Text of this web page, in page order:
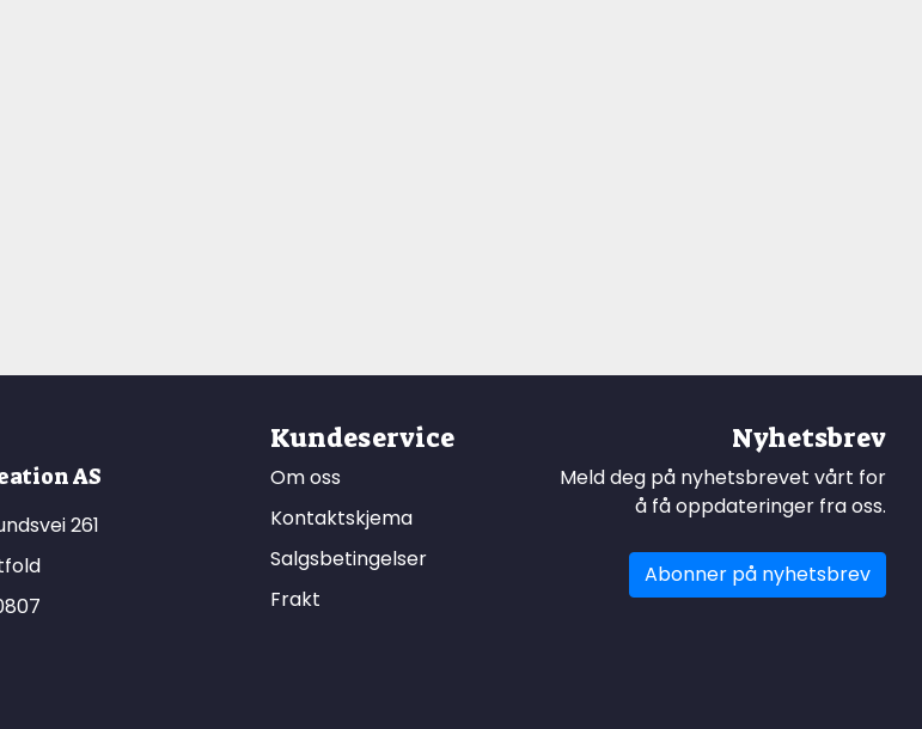
AS
261
Kundeservice
Om oss
Kontaktskjema
Salgsbetingelser
Frakt
Nyhetsbrev
Meld deg på nyhetsbrevet vårt for
å få oppdateringer fra oss.
Abonner på nyhetsbrev